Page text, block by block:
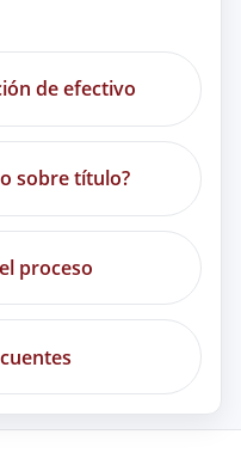
de efectivo
sobre título?
proceso